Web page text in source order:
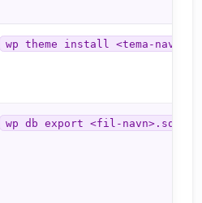
wp theme install <tema-navn>
wp db export <fil-navn>.sql